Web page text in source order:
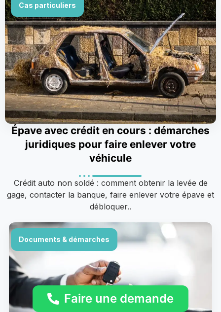
Cas particuliers
Épave avec crédit en cours : démarches
juridiques pour faire enlever votre
véhicule
Crédit auto non soldé : comment obtenir la levée de
gage, contacter la banque, faire enlever votre épave et
débloquer..
Documents & démarches
Faire une demande